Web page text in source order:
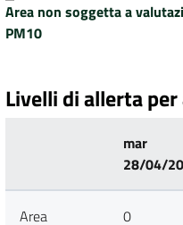
Area non soggetta a
PM10
Livelli di allerta
mar
28/04/
Area
0